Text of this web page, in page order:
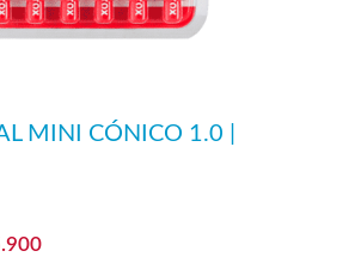
MINI CÓNICO 1.0 |